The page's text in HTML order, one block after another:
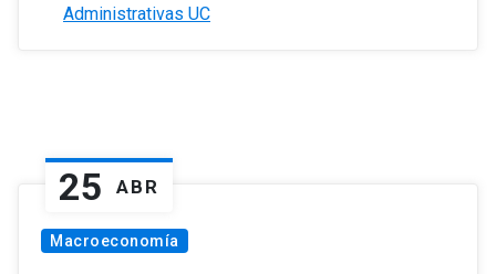
Administrativas UC
25 ABR
Macroeconomía